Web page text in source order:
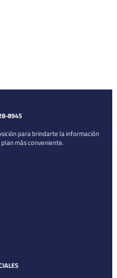
8945
para brindarte la información
más conveniente.